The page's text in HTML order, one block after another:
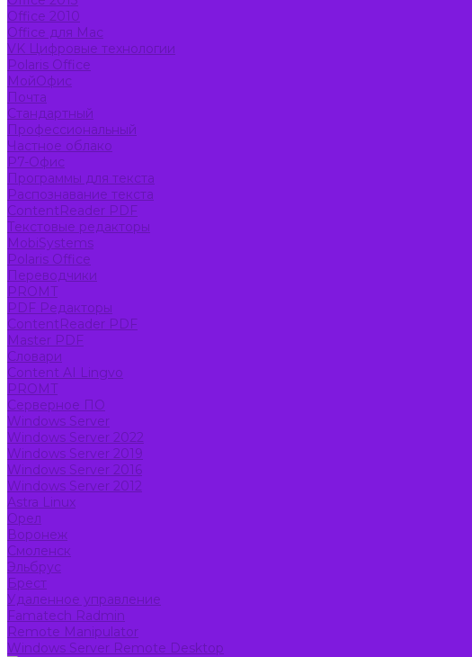
Office 2010
Office для Mac
VK Цифровые технологии
Polaris Office
МойОфис
Почта
Стандартный
Профессиональный
Частное облако
Р7-Офис
Программы для текста
Распознавание текста
ContentReader PDF
Текстовые редакторы
MobiSystems
Polaris Office
Переводчики
PROMT
PDF Редакторы
ContentReader PDF
Master PDF
Словари
Content AI Lingvo
PROMT
Серверное ПО
Windows Server
Windows Server 2022
Windows Server 2019
Windows Server 2016
Windows Server 2012
Astra Linux
Орел
Воронеж
Смоленск
Эльбрус
Брест
Удаленное управление
Famatech Radmin
Remote Manipulator
Windows Server Remote Desktop